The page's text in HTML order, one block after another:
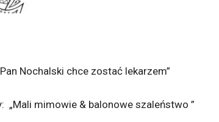
Nochalski chce zostać lekarzem”
„Mali mimowie & balonowe szaleństwo ”